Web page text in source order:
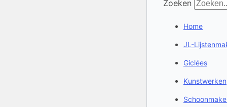
Zoeken
Home
JL-
Giclées
Kunstwerken